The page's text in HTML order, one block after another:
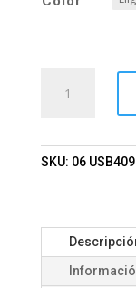
USB
SLIM?
USB409
cantidad
SKU: 06 USB409